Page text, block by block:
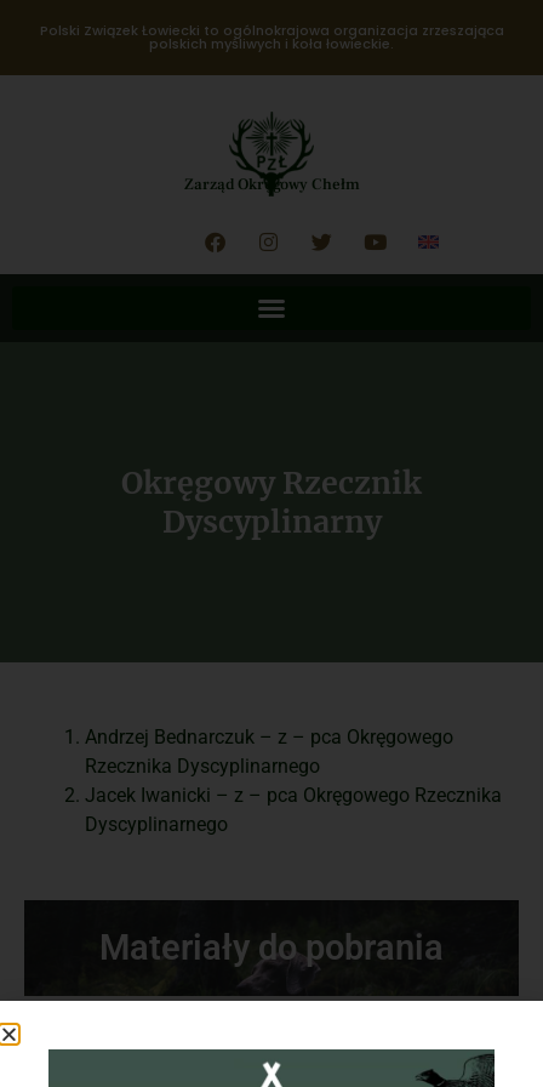
Polski Związek Łowiecki to ogólnokrajowa organizacja zrzeszająca
polskich myśliwych i koła łowieckie.
Zarząd Okręgowy Chełm
Okręgowy Rzecznik
Dyscyplinarny
Andrzej Bednarczuk – z – pca Okręgowego
Rzecznika Dyscyplinarnego
Jacek Iwanicki – z – pca Okręgowego Rzecznika
Dyscyplinarnego
Materiały do pobrania